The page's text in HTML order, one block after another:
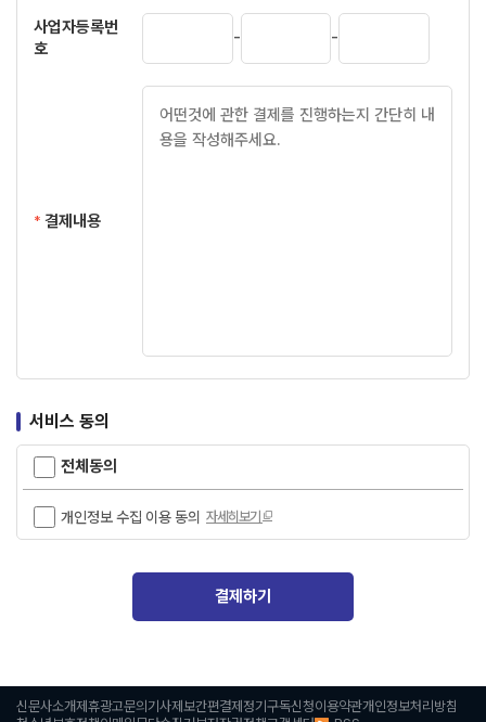
사업자등록번
호
- -
* 결제내용
서비스 동의
전체동의
개인정보 수집 이용 동의 자세히보기
결제하기
신문사소개제휴광고문의 기사제보간편결제 정기구독신청이용약관개인정보처리방침